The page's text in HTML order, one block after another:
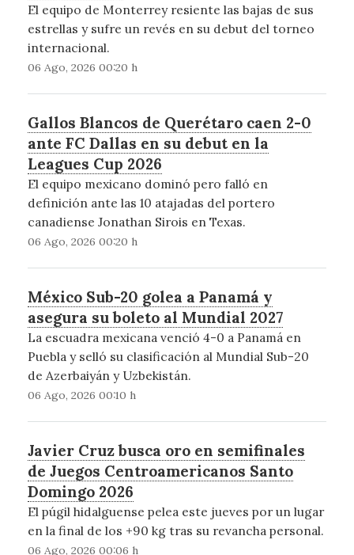
El equipo de Monterrey resiente las bajas de sus
estrellas y sufre un revés en su debut del torneo
internacional.
06 Ago, 2026 00:20 h
Gallos Blancos de Querétaro caen 2-0
ante FC Dallas en su debut en la
Leagues Cup 2026
El equipo mexicano dominó pero falló en
definición ante las 10 atajadas del portero
canadiense Jonathan Sirois en Texas.
06 Ago, 2026 00:20 h
México Sub-20 golea a Panamá y
asegura su boleto al Mundial 2027
La escuadra mexicana venció 4-0 a Panamá en
Puebla y selló su clasificación al Mundial Sub-20
de Azerbaiyán y Uzbekistán.
06 Ago, 2026 00:10 h
Javier Cruz busca oro en semifinales
de Juegos Centroamericanos Santo
Domingo 2026
El púgil hidalguense pelea este jueves por un lugar
en la final de los +90 kg tras su revancha personal.
06 Ago, 2026 00:06 h